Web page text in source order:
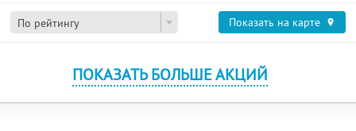
По рейтингу Показать на карте
ПОКАЗАТЬ БОЛЬШЕ АКЦИЙ